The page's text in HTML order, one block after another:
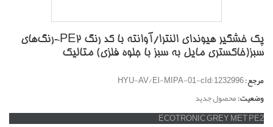
پک خشگير هیوندای النترا/آوانته با کد رنگ PE2-رنگ‌هاي
سبز(خاکستري مايل به سبز با جلوه فلزي) متاليک
مرجع:HYU-AV/El-MIPA-01-cId:1232996
وضعیت:محصول جدید
ECOTRONIC GREY MET PE2